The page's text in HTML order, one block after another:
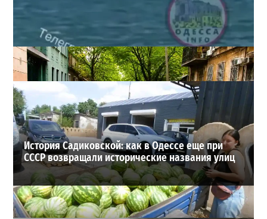
Под Одессой уносит в море ребенка на матрасе и
мужчину: идет спасательная операция
2
28-07-2026 в 17:51
ВИБОР РЕДАКЦИИ
История Садиковской: как в Одессе еще при
СССР возвращали исторические названия улиц